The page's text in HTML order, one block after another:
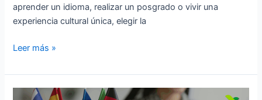
aprender un idioma, realizar un posgrado o vivir una
experiencia cultural única, elegir la
Leer más »
Cómo